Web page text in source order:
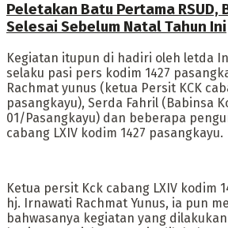
Peletakan Batu Pertama RSUD,
Selesai Sebelum Natal Tahun Ini
Kegiatan itupun di hadiri oleh letda
selaku pasi pers kodim 1427
Rachmat yunus (ketua Persit KCK
pasangkayu), Serda Fahril (Babinsa
01/Pasangkayu) dan beberapa
cabang LXIV kodim 1427 pasangkayu.
Ketua persit Kck cabang LXIV kodim
hj. Irnawati Rachmat Yunus, ia pun
bahwasanya kegiatan yang